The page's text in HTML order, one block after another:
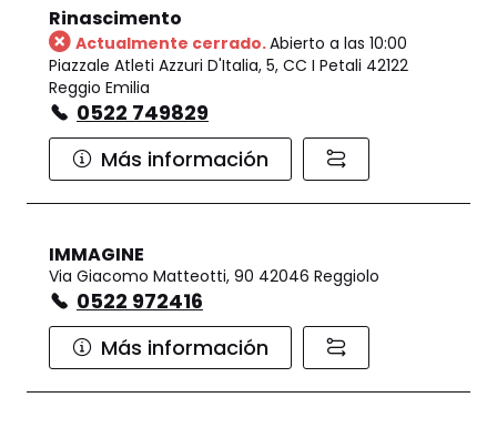
Rinascimento
Actualmente cerrado.Abierto a las 10:00
Piazzale Atleti Azzuri D'Italia, 5, CC I Petali 42122
Reggio Emilia
0522 749829
Más información
IMMAGINE
Via Giacomo Matteotti, 90 42046 Reggiolo
0522 972416
Más información